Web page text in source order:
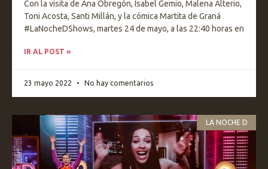
Con la visita de Ana Obregón, Isabel Gemio, Malena Alterio,
Toni Acosta, Santi Millán, y la cómica Martita de Graná
#LaNocheDShows, martes 24 de mayo, a las 22:40 horas en
IR AL POST »
23 mayo 2022 No hay comentarios
LA NOCHE D